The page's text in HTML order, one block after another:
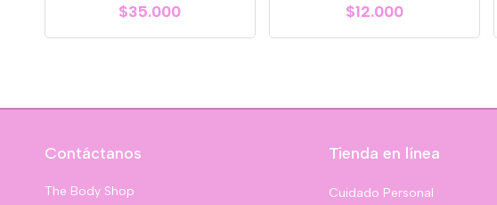
$35.000 $12.000
Contáctanos
The Body Shop
Tienda en línea
Cuidado Personal